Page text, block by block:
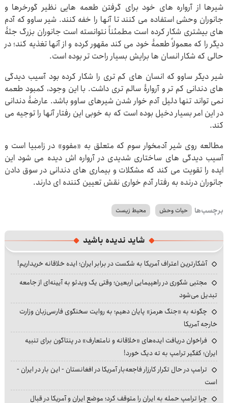
شیرها از آرواره های خود برای گرفتن طعمه هایی نظیر گورخرها و
جانوران وحشی استفاده می کنند تا آنها را خفه کنند. شیر ساوو که آدم
های بیشتری شکار کرده است مطمئناً نتوانسته است جانوران بزرگ جثۀ
دیگر را که معمولاً طعمۀ خود می کند مقهور کرده و از آنها تغذیه کند؛ در
حالی که شکار انسان ها برایش بسیار راحت تر بوده است.
شیر دیگر ساوو که انسان های کم تری را شکار کرده بود آسیب دیدگی
های دندانی کم تر و آروارۀ سالم تری داشت. با این وجود، کمبود طعمه
نمی تواند تنها دلیل آدم خوار شدن شیرهای ساوو باشد. عارضۀ دندانی
در این امر بسیار دخیل بوده است که به خوبی این رفتار آنها را توجیه می
کند.
مطالعه روی شیر آدمخوار سوم که متعلق به «مفوو» در زامبیا است و
آسیب دیدگی های ساختاری شدیدی در آرواره اش دیده می شود این
ایده را تقویت می کند که مشکلات و بیماری های دندانی در سوق دادن
جانوران درنده به رفتار آدم خواری نقش تعیین کننده ای دارند.
برچسب‌ها حیات وحش محیط زیست
شاید ندیده باشید
آشکارترین اعتراف آمریکا به شکست در برابر ایران؛ ایده خلاقانه خریداریم!
مجتبی شکوری در راهپیمایی اربعین؛ وقتی یک ویدئو به آیینه‌ای از جامعه
تبدیل می‌شود
چگونه به «جنگ هرمز» پایان دهیم؛ به روایت سخنگوی فارسی‌زبان وزارت
خارجه آمریکا
فراخوان دریافت ایده‌های «خلاقانه و نامتعارف» در پنتاگون برای تنبیه
ایران؛ کفگیر ترامپ به ته دیگ خورد!
ترامپ در حال تکرار کارزار فاجعه‌بار آمریکا در افغانستان - این بار در ایران -
است
چرا ترامپ حمله به ایران را متوقف کرد؛ موضع ایران و آمریکا در قبال